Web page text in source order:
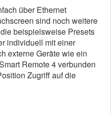
über Ethernet
sind noch weitere
beispielsweise Presets
individuell mit einer
externe Geräte wie ein
Remote 4 verbunden
Zugriff auf die